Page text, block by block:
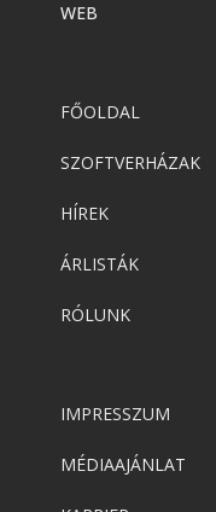
WEB
FŐOLDAL
SZOFTVERHÁZAK
HÍREK
ÁRLISTÁK
RÓLUNK
IMPRESSZUM
MÉDIAAJÁNLAT